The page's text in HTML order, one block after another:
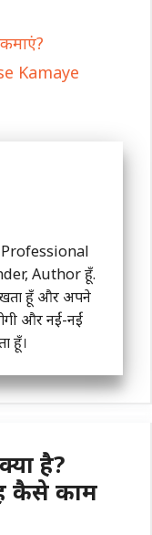
Kamaye
Professional
Author हूँ.
हूँ और अपने
और नईं-नईं
हूँ।
है?
कैसे काम